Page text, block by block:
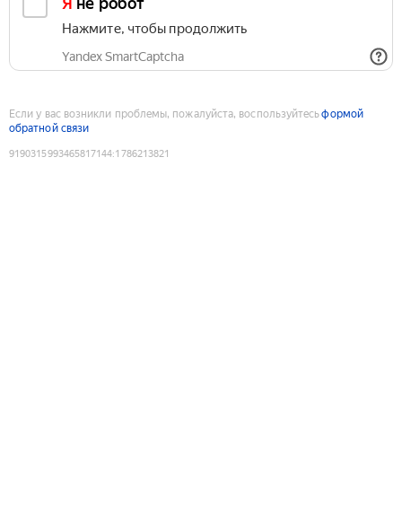
Нажмите, чтобы продолжить
Yandex SmartCaptcha
Если у вас возникли проблемы, пожалуйста, воспользуйтесьформой
обратной связи
9190315993465817144:1786213821